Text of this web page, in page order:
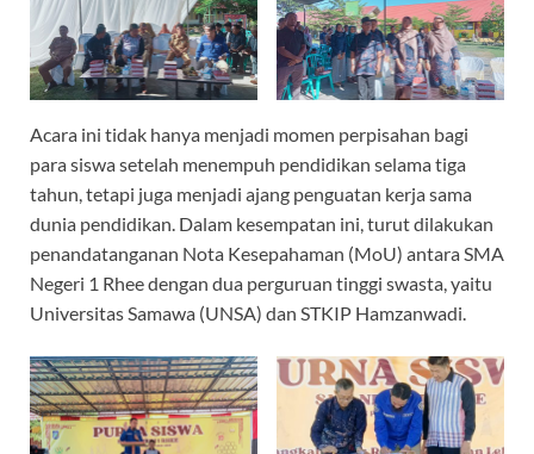
Acara ini tidak hanya menjadi momen perpisahan bagi
para siswa setelah menempuh pendidikan selama tiga
tahun, tetapi juga menjadi ajang penguatan kerja sama
dunia pendidikan. Dalam kesempatan ini, turut dilakukan
penandatanganan Nota Kesepahaman (MoU) antara SMA
Negeri 1 Rhee dengan dua perguruan tinggi swasta, yaitu
Universitas Samawa (UNSA) dan STKIP Hamzanwadi.